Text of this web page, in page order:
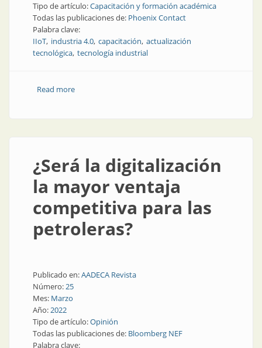
Tipo de artículo:Capacitación y formación académica
Todas las publicaciones de: Phoenix Contact
Palabra clave:
IIoT industria 4.0 capacitación actualización
tecnológica tecnología industrial
Read moreabout Capacitación para la actualización tecnológica
¿Será la digitalización
la mayor ventaja
competitiva para las
petroleras?
Publicado en:AADECA Revista
Número:25
Mes: Marzo
Año:2022
Tipo de artículo:Opinión
Todas las publicaciones de: Bloomberg NEF
Palabra clave: